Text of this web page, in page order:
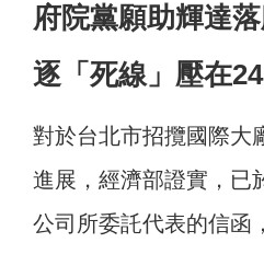
府院黨願助輝達
逐「死線」壓在24
對於台北市招攬國際大
進展，經濟部證實，已
公司所委託代表的信函